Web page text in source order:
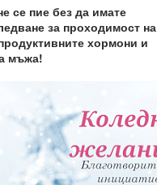
се пие без да имате
за проходимост на
хормони и
мъжа!